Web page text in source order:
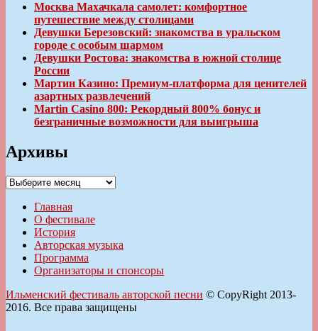
Москва Махачкала самолет: комфортное
путешествие между столицами
Девушки Березовский: знакомства в уральском
городе с особым шармом
Девушки Ростова: знакомства в южной столице
России
Мартин Казино: Премиум-платформа для ценителей
азартных развлечений
Martin Casino 800: Рекордный 800% бонус и
безграничные возможности для выигрыша
Архивы
Архивы
Главная
О фестивале
История
Авторская музыка
Программа
Организаторы и спонсоры
Ильменский фестиваль авторской песни © CopyRight 2013-
2016. Все права защищены